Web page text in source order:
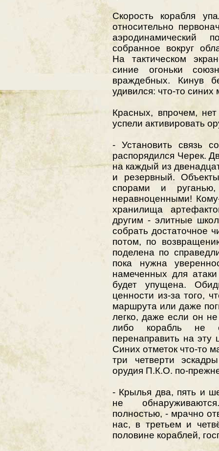
Скорость корабля
относительно
аэродинамический
собранное вокруг
На тактическом
синие огоньки
враждебных. Кинув
удивился: что-то синих
Красных, впрочем,
успели активировать
- Установить связь
распорядился Черек.
на каждый из
и резервный.
спорами и
неравноценными!
хранилища
другим - элитные
собрать достаточное
потом, по
поделена по
пока нужна
намеченных для
будет упущена.
ценности из-за того,
маршрута или даже
легко, даже если он
либо корабль не
перенаправить на эту
Синих отметок что-то
три четверти
орудия П.К.О. по-
- Крылья два, пять и
не
полностью, - мрачно
нас, в третьем и
половине кораблей,